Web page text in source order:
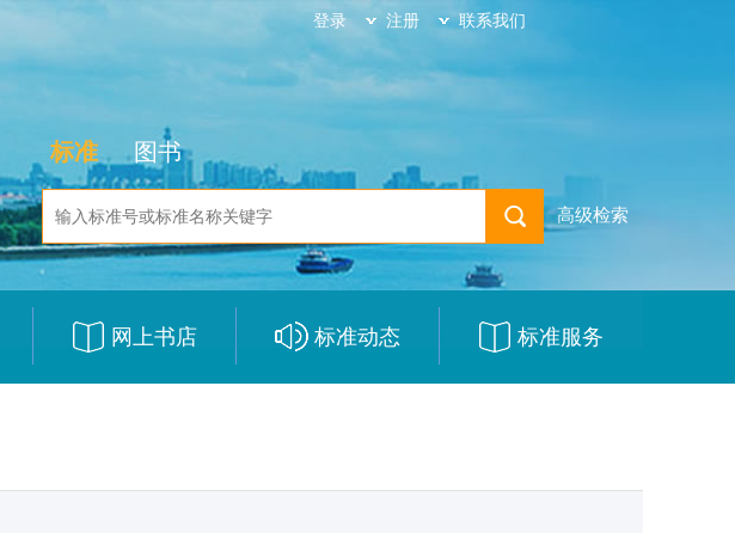
登录 注册 联系我们
标准 图书
高级检索
网上书店 标准动态 标准服务